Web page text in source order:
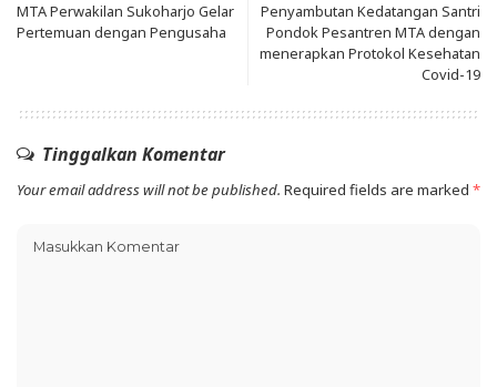
MTA Perwakilan Sukoharjo Gelar
Pertemuan dengan Pengusaha
Penyambutan Kedatangan Santri
Pondok Pesantren MTA dengan
menerapkan Protokol Kesehatan
Covid-19
Tinggalkan Komentar
Your email address will not be published. Required fields are marked *